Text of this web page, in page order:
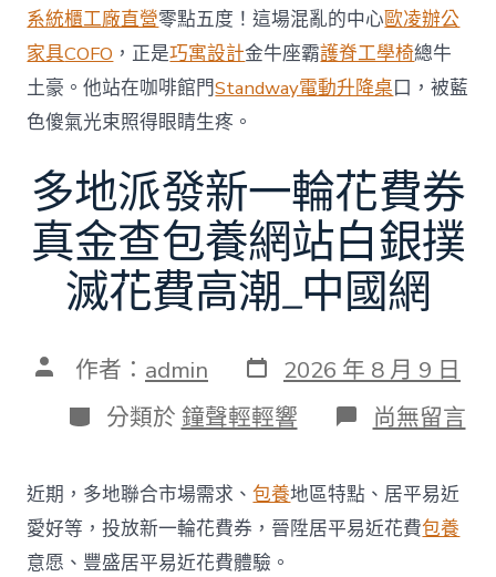
系統櫃工廠直營零點五度！這場混亂的中心歐凌辦公
家具COFO ，正是巧寓設計金牛座霸護脊工學椅總牛
土豪。他站在咖啡館門Standway電動升降桌口，被藍
色傻氣光束照得眼睛生疼。
多地派發新一輪花費券
真金查包養網站白銀撲
滅花費高潮_中國網
文 作者： admin 發
表
日
期
2026 年 8 月 9 日
分
類
分類於 鐘聲輕輕響 在
〈多
派
發
新
尚無留言
近期，多地聯合市場需求、包養地區特點、居平易近
愛好等，投放新一輪花費券，晉陞居平易近花費包養
意愿、豐盛居平易近花費體驗。